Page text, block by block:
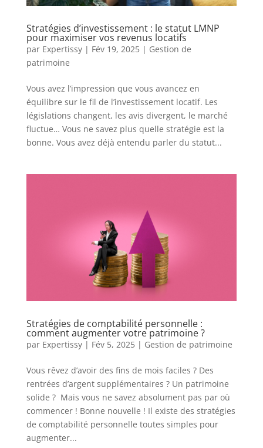
Stratégies d’investissement : le statut LMNP
pour maximiser vos revenus locatifs
par Expertissy| Fév 19, 2025| Gestion de
patrimoine
Vous avez l’impression que vous avancez en
équilibre sur le fil de l’investissement locatif. Les
législations changent, les avis divergent, le marché
fluctue… Vous ne savez plus quelle stratégie est la
bonne. Vous avez déjà entendu parler du statut...
Stratégies de comptabilité personnelle :
comment augmenter votre patrimoine ?
par Expertissy| Fév 5, 2025| Gestion de patrimoine
Vous rêvez d’avoir des fins de mois faciles ? Des
rentrées d’argent supplémentaires ? Un patrimoine
solide ? Mais vous ne savez absolument pas par où
commencer ! Bonne nouvelle ! Il existe des stratégies
de comptabilité personnelle toutes simples pour
augmenter...